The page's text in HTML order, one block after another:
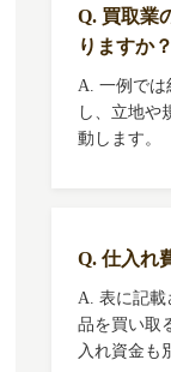
Q. 買取業
りますか？
A. 一例では
し、立地や
動します。
Q. 仕入れ
A. 表に記載
品を買い取
入れ資金も